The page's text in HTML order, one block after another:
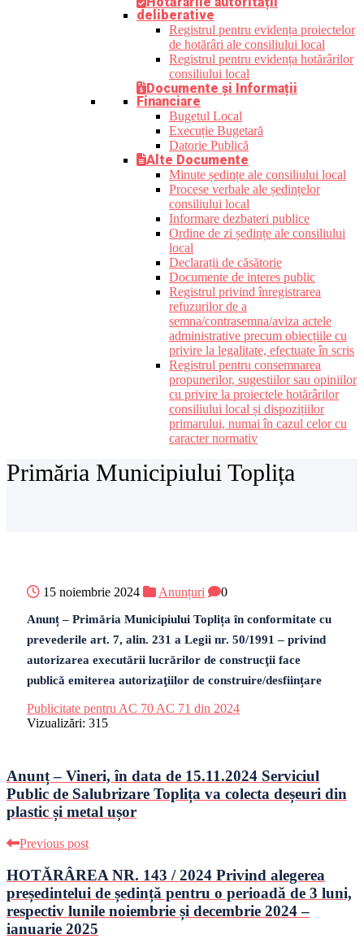
deliberative
Registrul pentru evidența proiectelor
de hotărâri ale consiliului local
Registrul pentru evidența hotărârilor
consiliului local
Documente și Informații
Financiare
Bugetul Local
Execuție Bugetară
Datorie Publică
Alte Documente
Minute ședințe ale consiliului local
Procese verbale ale ședințelor
consiliului local
Informare dezbateri publice
Ordine de zi ședințe ale consiliului
local
Declarații de căsătorie
Documente de interes public
Registrul privind înregistrarea
refuzurilor de a
semna/contrasemna/aviza actele
administrative precum obiecțiile cu
privire la legalitate, efectuate în scris
Registrul pentru consemnarea
propunerilor, sugestiilor sau opiniilor
cu privire la proiectele hotărârilor
consiliului local și dispozițiilor
primarului, numai în cazul celor cu
caracter normativ
Primăria Municipiului Toplița
15 noiembrie 2024 Anunțuri 0
Anunț – Primăria Municipiului Toplița în conformitate cu
prevederile art. 7, alin. 231 a Legii nr. 50/1991 – privind
autorizarea executării lucrărilor de construcţii face
publică emiterea autorizaţiilor de construire/desființare
Publicitate pentru AC 70 AC 71 din 2024
Vizualizări: 315
Anunț – Vineri, în data de 15.11.2024 Serviciul
Public de Salubrizare Toplița va colecta deșeuri din
plastic și metal ușor
Previous post
HOTĂRÂREA NR. 143 / 2024 Privind alegerea
președintelui de ședință pentru o perioadă de 3 luni,
respectiv lunile noiembrie și decembrie 2024 –
ianuarie 2025